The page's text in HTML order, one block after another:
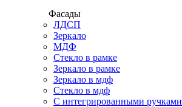
Фасады
ЛДСП
Зеркало
МДФ
Стекло в рамке
Зеркало в рамке
Зеркало в мдф
Стекло в мдф
С интегрированными ручками